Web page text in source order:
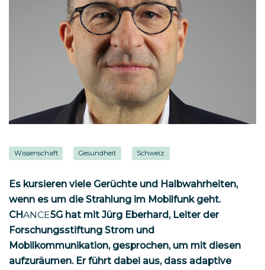
Wissenschaft Gesundheit Schweiz
Es kursieren viele Gerüchte und Halbwahrheiten,
wenn es um die Strahlung im Mobilfunk geht.
CHANCE5G hat mit Jürg Eberhard, Leiter der
Forschungsstiftung Strom und
Mobilkommunikation, gesprochen, um mit diesen
aufzuräumen. Er führt dabei aus, dass adaptive